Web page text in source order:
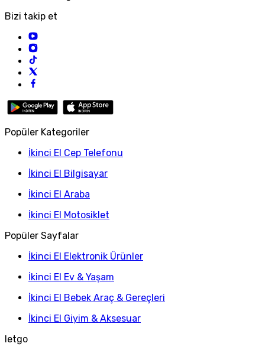
Bizi takip et
Popüler Kategoriler
İkinci El Cep Telefonu
İkinci El Bilgisayar
İkinci El Araba
İkinci El Motosiklet
Popüler Sayfalar
İkinci El Elektronik Ürünler
İkinci El Ev & Yaşam
İkinci El Bebek Araç & Gereçleri
İkinci El Giyim & Aksesuar
letgo